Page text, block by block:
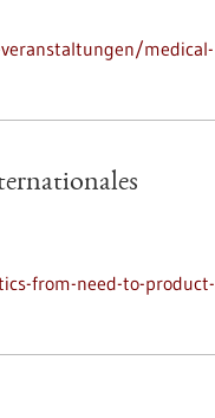
medical-
from-need-to-product-